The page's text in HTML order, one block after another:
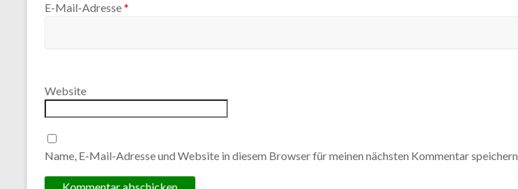
E-Mail-Adresse*
Website
Name, E-Mail-Adresse und Website in diesem Browser für meinen nächsten Kommentar speichern.